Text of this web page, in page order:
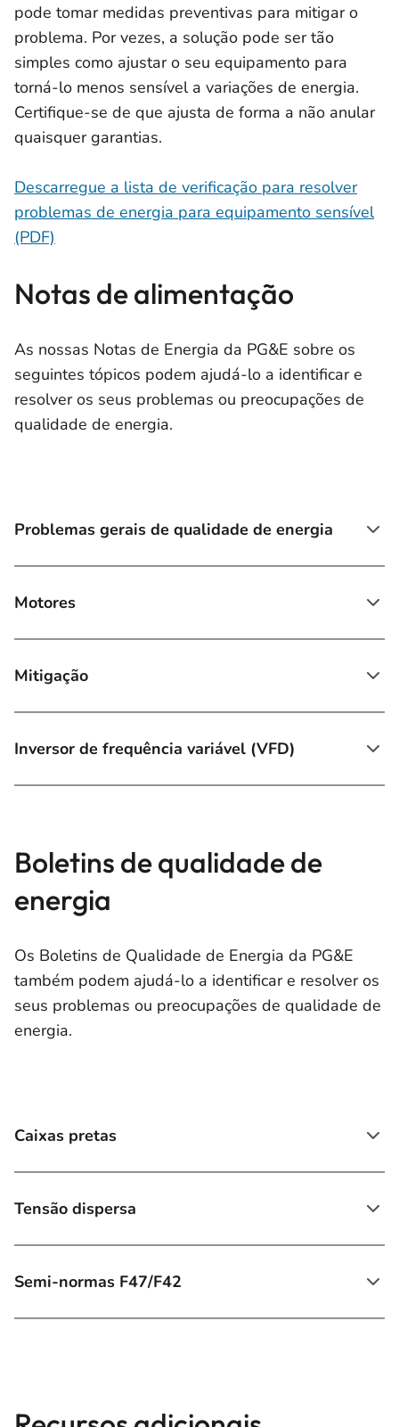
pode tomar medidas preventivas para mitigar o
problema. Por vezes, a solução pode ser tão
simples como ajustar o seu equipamento para
torná-lo menos sensível a variações de energia.
Certifique-se de que ajusta de forma a não anular
quaisquer garantias.
Descarregue a lista de verificação para resolver
problemas de energia para equipamento sensível
(PDF)
Notas de alimentação
As nossas Notas de Energia da PG&E sobre os
seguintes tópicos podem ajudá-lo a identificar e
resolver os seus problemas ou preocupações de
qualidade de energia.
Problemas gerais de qualidade de energia
Motores
Mitigação
Inversor de frequência variável (VFD)
Boletins de qualidade de
energia
Os Boletins de Qualidade de Energia da PG&E
também podem ajudá-lo a identificar e resolver os
seus problemas ou preocupações de qualidade de
energia.
Caixas pretas
Tensão dispersa
Semi-normas F47/F42